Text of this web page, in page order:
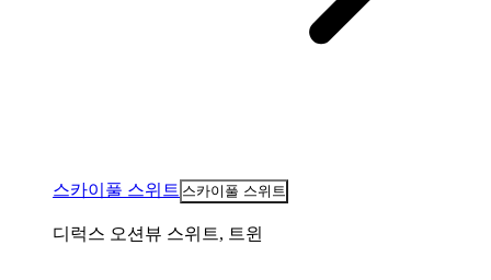
스카이풀 스위트 스카이풀 스위트
디럭스 오션뷰 스위트, 트윈